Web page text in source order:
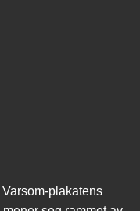
plakatens